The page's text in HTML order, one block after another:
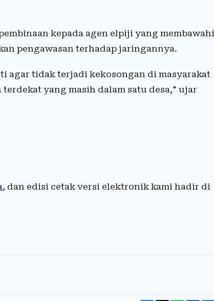
kepada agen elpiji yang membawahi
pengawasan terhadap jaringannya.
agar tidak terjadi kekosongan di masyarakat
yang masih dalam satu desa," ujar
, dan edisi cetak versi elektronik kami hadir di